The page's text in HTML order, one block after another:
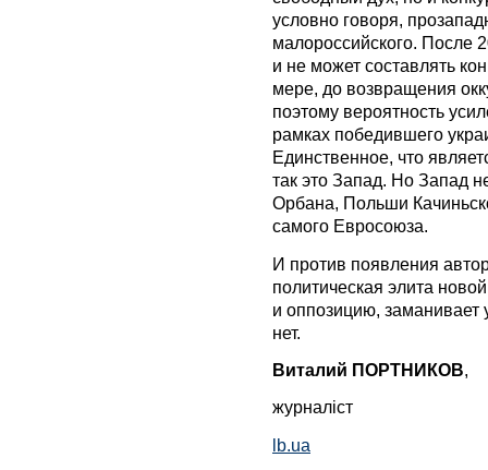
условно говоря,
малороссийского. После
и не может составлять
мере, до возвращения
поэтому вероятность
рамках победившего
Единственное, что
так это Запад. Но Запад
Орбана, Польши
самого Евросоюза.
И против появления
политическая элита
и оппозицию, заманивает
нет.
Виталий ПОРТНИКОВ,
журналіст
lb.ua